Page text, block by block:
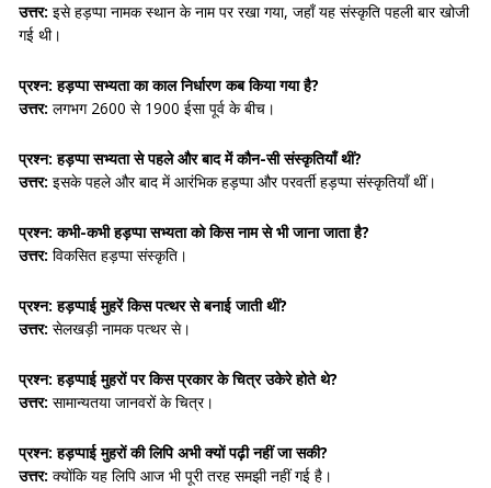
उत्तर: इसे हड़प्पा नामक स्थान के नाम पर रखा गया, जहाँ यह संस्कृति पहली बार खोजी
गई थी।
प्रश्न: हड़प्पा सभ्यता का काल निर्धारण कब किया गया है?
उत्तर: लगभग 2600 से 1900 ईसा पूर्व के बीच।
प्रश्न: हड़प्पा सभ्यता से पहले और बाद में कौन-सी संस्कृतियाँ थीं?
उत्तर: इसके पहले और बाद में आरंभिक हड़प्पा और परवर्ती हड़प्पा संस्कृतियाँ थीं।
प्रश्न: कभी-कभी हड़प्पा सभ्यता को किस नाम से भी जाना जाता है?
उत्तर: विकसित हड़प्पा संस्कृति।
प्रश्न: हड़प्पाई मुहरें किस पत्थर से बनाई जाती थीं?
उत्तर: सेलखड़ी नामक पत्थर से।
प्रश्न: हड़प्पाई मुहरों पर किस प्रकार के चित्र उकेरे होते थे?
उत्तर: सामान्यतया जानवरों के चित्र।
प्रश्न: हड़प्पाई मुहरों की लिपि अभी क्यों पढ़ी नहीं जा सकी?
उत्तर: क्योंकि यह लिपि आज भी पूरी तरह समझी नहीं गई है।